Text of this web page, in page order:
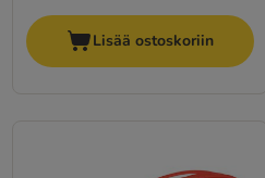
Lisää ostoskoriin